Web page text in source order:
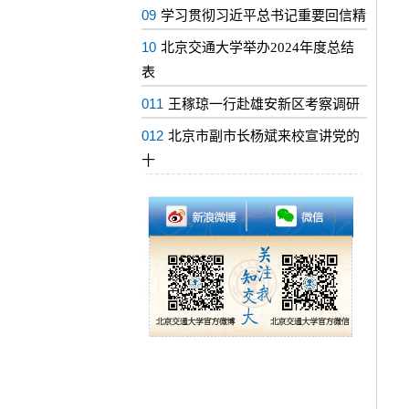
09 学习贯彻习近平总书记重要回信精
10 北京交通大学举办2024年度总结
表
011 王稼琼一行赴雄安新区考察调研
012 北京市副市长杨斌来校宣讲党的
十